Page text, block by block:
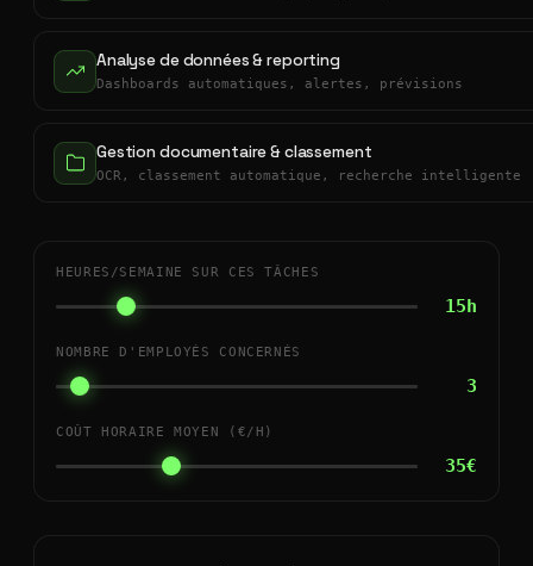
Analyse de données & reporting
Dashboards automatiques, alertes, prévisions
Gestion documentaire & classement
OCR, classement automatique, recherche intelligente
HEURES/SEMAINE SUR CES TÂCHES
15h
NOMBRE D'EMPLOYÉS CONCERNÉS
3
COÛT HORAIRE MOYEN (€/H)
35€